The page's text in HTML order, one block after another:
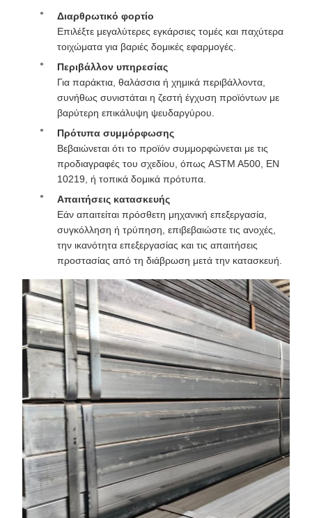
Διαρθρωτικό φορτίο
Επιλέξτε μεγαλύτερες εγκάρσιες τομές και παχύτερα
τοιχώματα για βαριές δομικές εφαρμογές.
Περιβάλλον υπηρεσίας
Για παράκτια, θαλάσσια ή χημικά περιβάλλοντα,
συνήθως συνιστάται η ζεστή έγχυση προϊόντων με
βαρύτερη επικάλυψη ψευδαργύρου.
Πρότυπα συμμόρφωσης
Βεβαιώνεται ότι το προϊόν συμμορφώνεται με τις
προδιαγραφές του σχεδίου, όπως ASTM A500, EN
10219, ή τοπικά δομικά πρότυπα.
Απαιτήσεις κατασκευής
Εάν απαιτείται πρόσθετη μηχανική επεξεργασία,
συγκόλληση ή τρύπηση, επιβεβαιώστε τις ανοχές,
την ικανότητα επεξεργασίας και τις απαιτήσεις
προστασίας από τη διάβρωση μετά την κατασκευή.